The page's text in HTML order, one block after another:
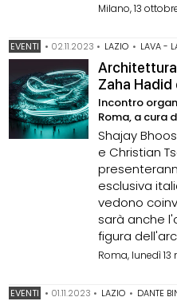
Milano, 13
EVENTI • 02.11.2023 • LAZIO • LAVA -
Architettura
Zaha
Incontro
Roma, a cura
Shajay
e Christian
esclusiva
vedono
sarà anche
figura
Roma, lunedì 13
EVENTI • 01.11.2023 • LAZIO • DANTE